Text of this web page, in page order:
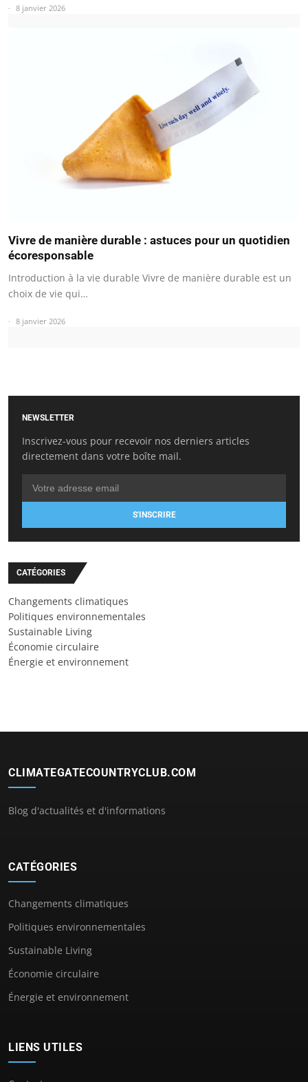
8 janvier 2026
Vivre de manière durable : astuces pour un quotidien
écoresponsable
Introduction à la vie durable Vivre de manière durable est un
choix de vie qui…
8 janvier 2026
NEWSLETTER
Inscrivez-vous pour recevoir nos derniers articles
directement dans votre boîte mail.
S'INSCRIRE
CATÉGORIES
Changements climatiques
Politiques environnementales
Sustainable Living
Économie circulaire
Énergie et environnement
CLIMATEGATECOUNTRYCLUB.COM
Blog d'actualités et d'informations
CATÉGORIES
Changements climatiques
Politiques environnementales
Sustainable Living
Économie circulaire
Énergie et environnement
LIENS UTILES